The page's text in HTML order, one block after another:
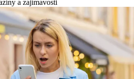
a zajímavosti